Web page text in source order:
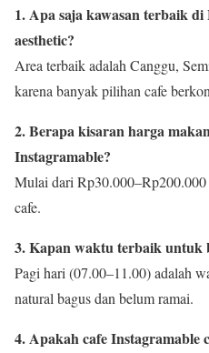
1. Apa saja kawasan terbaik
aesthetic?
Area terbaik adalah Canggu,
karena banyak pilihan cafe
2. Berapa kisaran harga
Instagramable?
Mulai dari
cafe.
3. Kapan waktu terbaik untuk
Pagi hari (07.00–11.00) adalah
natural bagus dan belum ramai.
4. Apakah cafe Instagramable